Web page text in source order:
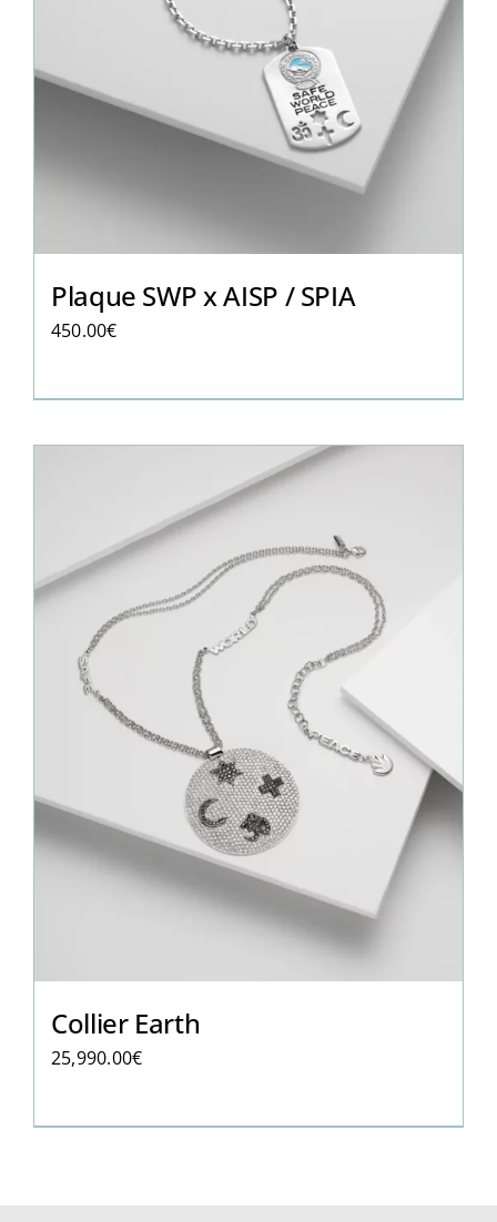
Plaque SWP x AISP / SPIA
450.00€
Collier Earth
25,990.00€